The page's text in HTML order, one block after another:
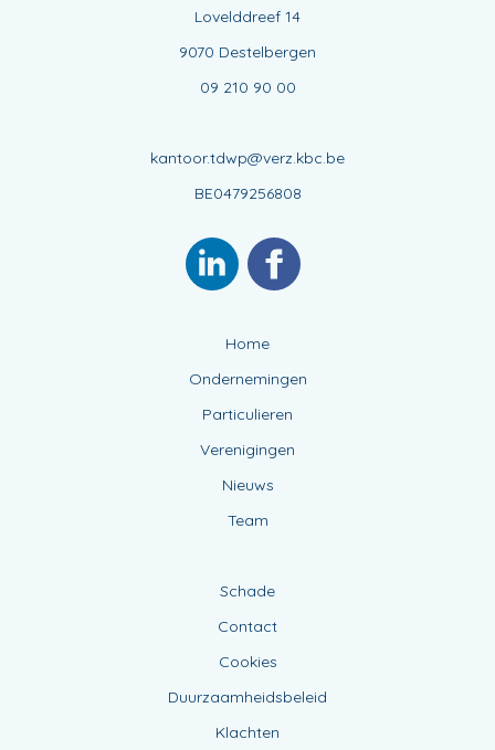
Lovelddreef 14
9070 Destelbergen
09 210 90 00
kantoor.tdwp@verz.kbc.be
BE0479256808
Home
Ondernemingen
Particulieren
Verenigingen
Nieuws
Team
Schade
Contact
Cookies
Duurzaamheidsbeleid
Klachten